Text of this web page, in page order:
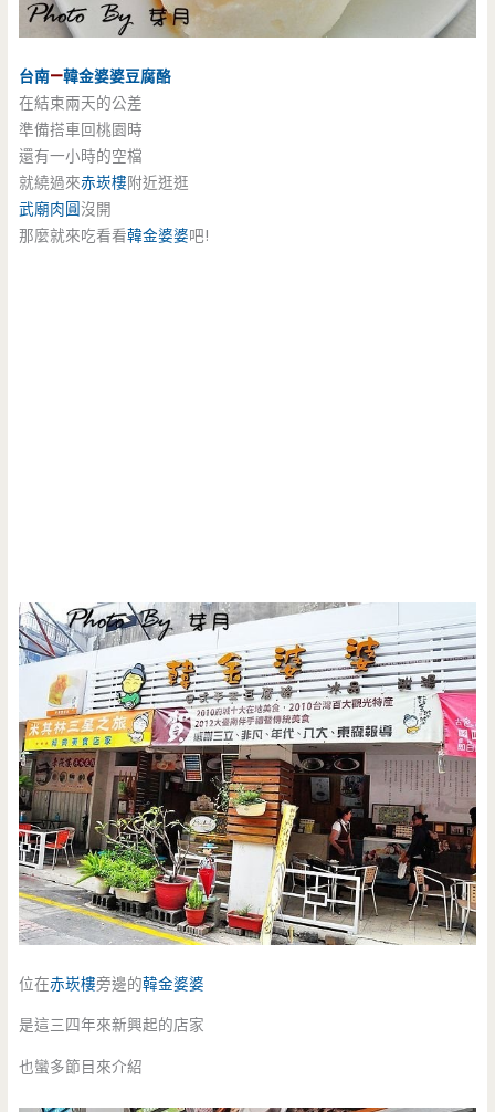
台南—韓金婆婆豆腐酪
在結束兩天的公差
準備搭車回桃園時
還有一小時的空檔
就繞過來赤崁樓附近逛逛
武廟肉圓沒開
那麼就來吃看看韓金婆婆吧!
位在赤崁樓旁邊的韓金婆婆
是這三四年來新興起的店家
也蠻多節目來介紹